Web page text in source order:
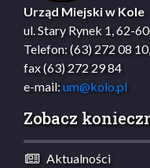
Urząd Miejski w Kole
ul. Stary Rynek 1, 62-
Telefon: (63) 272 08
fax (63) 272 29 84
e-mail: um@kolo.pl
Zobacz
Aktualności